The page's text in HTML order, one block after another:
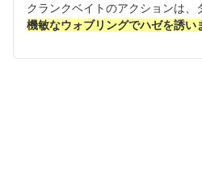
クランクベイトのアクションは、
機敏なウォブリングでハゼを誘い